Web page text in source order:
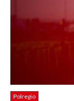
Polregio